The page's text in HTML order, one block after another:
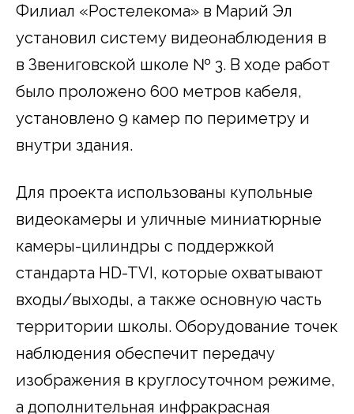
Филиал «Ростелекома» в Марий Эл
установил систему видеонаблюдения в
в Звениговской школе № 3. В ходе работ
было проложено 600 метров кабеля,
установлено 9 камер по периметру и
внутри здания.
Для проекта использованы купольные
видеокамеры и уличные миниатюрные
камеры-цилиндры с поддержкой
стандарта HD-TVI, которые охватывают
входы/выходы, а также основную часть
территории школы. Оборудование точек
наблюдения обеспечит передачу
изображения в круглосуточном режиме,
а дополнительная инфракрасная